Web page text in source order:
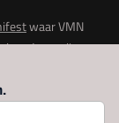
waar VMN
regelingen